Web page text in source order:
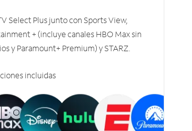
Select Plus junto con Sports View,
+ (incluye canales HBO Max sin
y Paramount+ Premium) y STARZ.
incluidas